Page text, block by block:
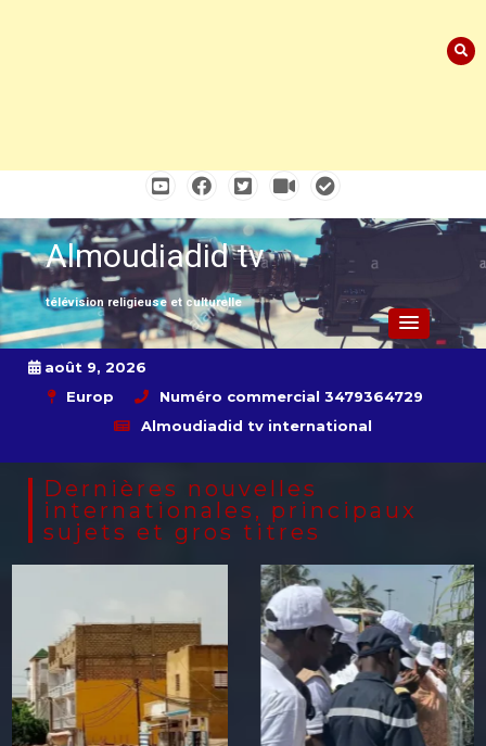
content
Almoudiadid tv
télévision religieuse et culturelle
août 9, 2026
Europ
Numéro commercial 3479364729
Almoudiadid tv international
Dernières nouvelles
internationales, principaux
sujets et gros titres